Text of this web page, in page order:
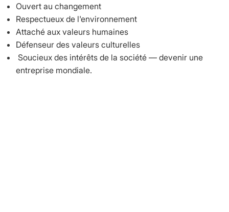
Ouvert au changement
Respectueux de l'environnement
Attaché aux valeurs humaines
Défenseur des valeurs culturelles
Soucieux des intérêts de la société — devenir une
entreprise mondiale.